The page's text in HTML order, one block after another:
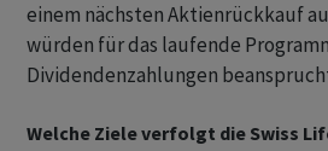
einem nächsten Aktienrückkauf
würden für das laufende
Dividendenzahlungen
Welche Ziele verfolgt die Swiss